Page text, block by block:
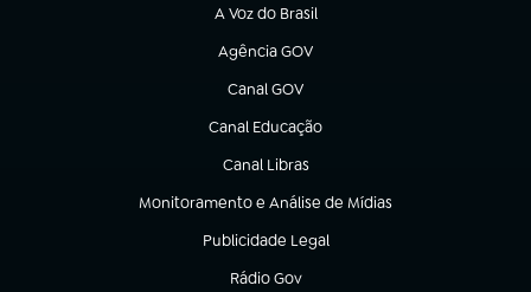
A Voz do Brasil
(abre em nova aba)
Agência GOV
(abre em nova aba)
Canal GOV
(abre em nova aba)
Canal Educação
(abre em nova aba)
Canal Libras
(abre em nova aba)
Monitoramento e Análise de Mídias
(abre em nova aba)
Publicidade Legal
(abre em nova aba)
Rádio Gov
(abre em nova aba)